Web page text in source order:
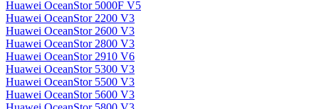
Huawei OceanStor 5000F V5
Huawei OceanStor 2200 V3
Huawei OceanStor 2600 V3
Huawei OceanStor 2800 V3
Huawei OceanStor 2910 V6
Huawei OceanStor 5300 V3
Huawei OceanStor 5500 V3
Huawei OceanStor 5600 V3